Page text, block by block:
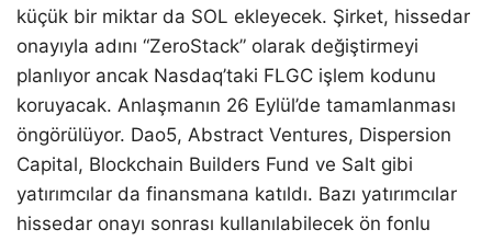
küçük bir miktar da SOL ekleyecek. Şirket, hissedar
onayıyla adını “ZeroStack” olarak değiştirmeyi
planlıyor ancak Nasdaq’taki FLGC işlem kodunu
koruyacak. Anlaşmanın 26 Eylül’de tamamlanması
öngörülüyor. Dao5, Abstract Ventures, Dispersion
Capital, Blockchain Builders Fund ve Salt gibi
yatırımcılar da finansmana katıldı. Bazı yatırımcılar
hissedar onayı sonrası kullanılabilecek ön fonlu